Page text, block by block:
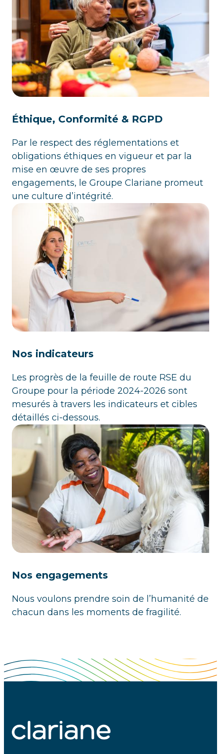
Éthique, Conformité & RGPD
Par le respect des réglementations et
obligations éthiques en vigueur et par la
mise en œuvre de ses propres
engagements, le Groupe Clariane promeut
une culture d’intégrité.
Nos indicateurs
Les progrès de la feuille de route RSE du
Groupe pour la période 2024-2026 sont
mesurés à travers les indicateurs et cibles
détaillés ci-dessous.
Nos engagements
Nous voulons prendre soin de l’humanité de
chacun dans les moments de fragilité.